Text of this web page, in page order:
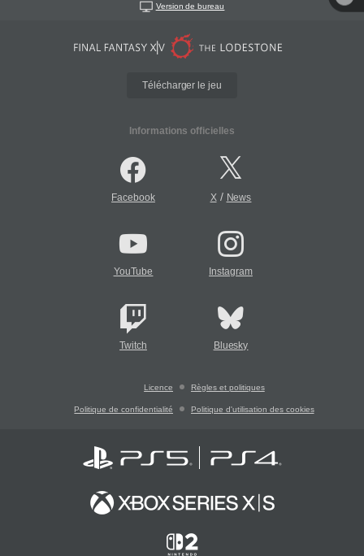
Version de bureau
Télécharger le jeu
Informations officielles
Facebook X/ News
YouTube Instagram
Twitch Bluesky
Licence Règles et politiques
Politique de confidentialité Politique d'utilisation des cookies